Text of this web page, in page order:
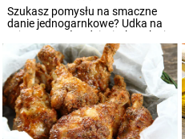
Szukasz pomysłu na smaczne
danie jednogarnkowe? Udka na
ryżu to strzał w dziesiątkę! Aby je
przyg...